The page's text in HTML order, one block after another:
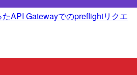
API Gatewayでのpreflightリクエ